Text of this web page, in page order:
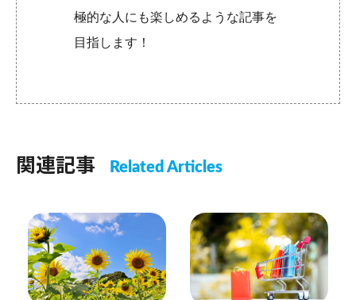
極的な人にも楽しめるような記事を
目指します！
関連記事 Related Articles